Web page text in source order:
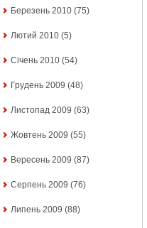
Березень 2010 (75)
Лютий 2010 (5)
Січень 2010 (54)
Грудень 2009 (48)
Листопад 2009 (63)
Жовтень 2009 (55)
Вересень 2009 (87)
Серпень 2009 (76)
Липень 2009 (88)